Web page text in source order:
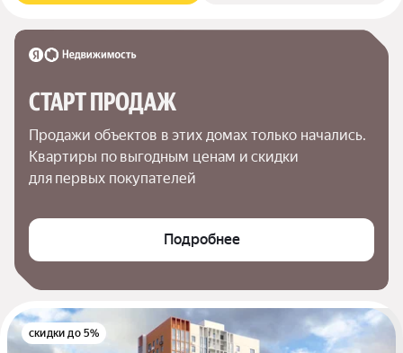
СТАРТ ПРОДАЖ
Продажи объектов в этих домах только начались.
Квартиры по выгодным ценам и скидки
для первых покупателей
Подробнее
скидки до 5%